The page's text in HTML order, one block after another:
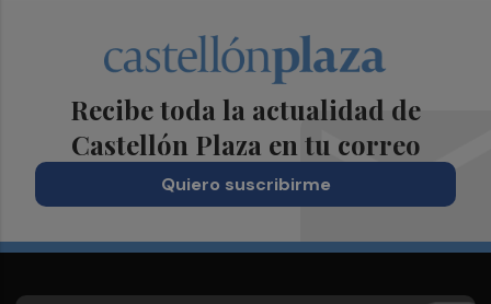
Recibe toda la actualidad de
Castellón Plaza en tu correo
Quiero suscribirme